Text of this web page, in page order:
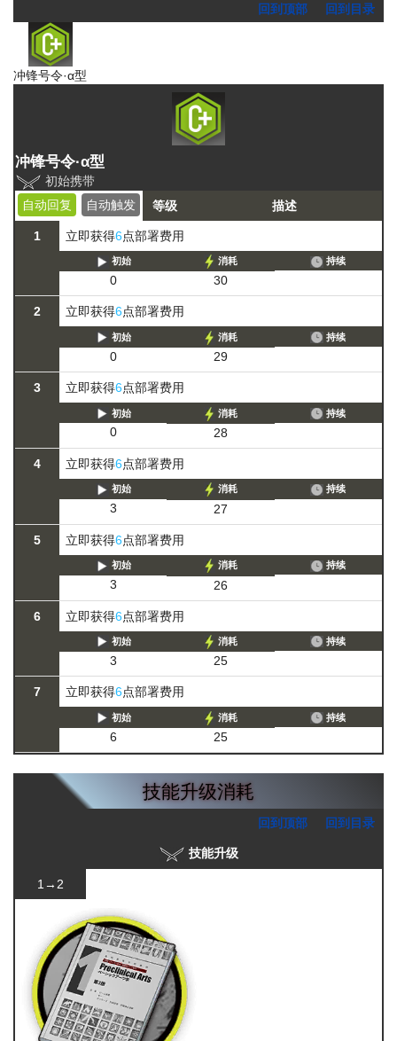
回到顶部 回到目录
冲锋号令·α型
冲锋号令·α型
初始携带
自动回复
自动触发 等级 描述
1 立即获得6点部署费用
初始
0
消耗
30
持续
2 立即获得6点部署费用
初始
0
消耗
29
持续
3 立即获得6点部署费用
初始
0
消耗
28
持续
4 立即获得6点部署费用
初始
3
消耗
27
持续
5 立即获得6点部署费用
初始
3
消耗
26
持续
6 立即获得6点部署费用
初始
3
消耗
25
持续
7 立即获得6点部署费用
初始
6
消耗
25
持续
技能升级消耗
回到顶部 回到目录
技能升级
1→2